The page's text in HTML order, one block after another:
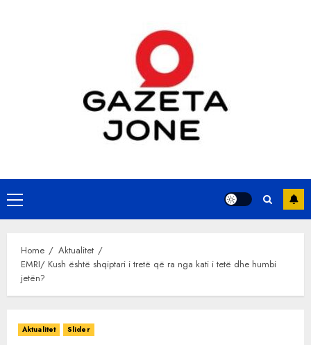
Primary
Menu
Home
Aktualitet
EMRI/ Kush është shqiptari i tretë që ra nga kati i tetë dhe humbi
jetën?
Aktualitet Slider